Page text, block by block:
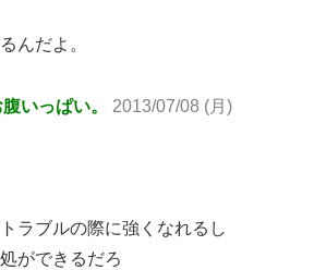
んだよ。
いっぱい。 2013/07/08 (月)
ラブルの際に強くなれるし
ができるだろ